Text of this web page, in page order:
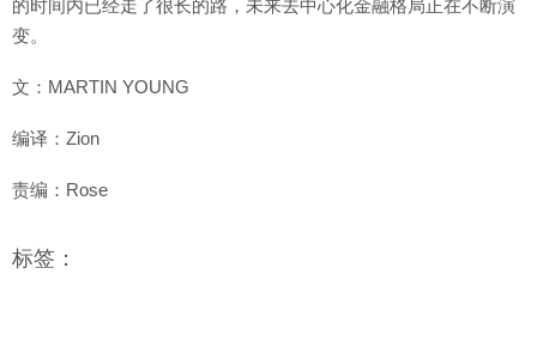
的时间内已经走了很长的路，未来去中心化金融格局正在不断演
变。
文：MARTIN YOUNG
编译：Zion
责编：Rose
标签：